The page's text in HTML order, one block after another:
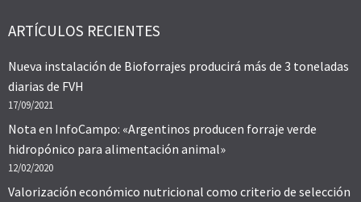
ARTÍCULOS RECIENTES
Nueva instalación de Bioforrajes producirá más de 3 toneladas
diarias de FVH
17/09/2021
Nota en InfoCampo: «Argentinos producen forraje verde
hidropónico para alimentación animal»
12/02/2020
Valorización económico nutricional como criterio de selección